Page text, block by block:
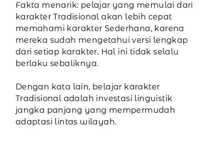
Fakta menarik: pelajar yang memulai dari
karakter Tradisional akan lebih cepat
memahami karakter Sederhana, karena
mereka sudah mengetahui versi lengkap
dari setiap karakter. Hal ini tidak selalu
berlaku sebaliknya.
Dengan kata lain, belajar karakter
Tradisional adalah investasi linguistik
jangka panjang yang mempermudah
adaptasi lintas wilayah.